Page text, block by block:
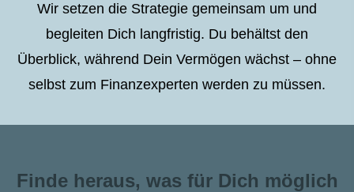
Wir setzen die Strategie gemeinsam um und
begleiten Dich langfristig. Du behältst den
Überblick, während Dein Vermögen wächst – ohne
selbst zum Finanzexperten werden zu müssen.
Finde heraus, was für Dich möglich